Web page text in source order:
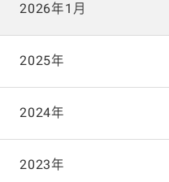
2026年1月
2025年
2025年12月
2025年11月
2024年
2024年12月
2023年